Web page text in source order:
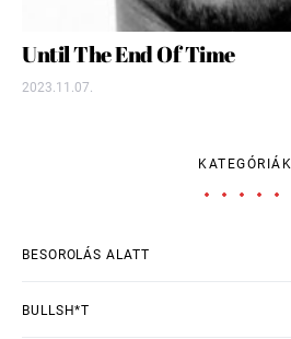
Until The End Of Time
2023.11.07.
KATEGÓRIÁK
BESOROLÁS ALATT
BULLSH*T